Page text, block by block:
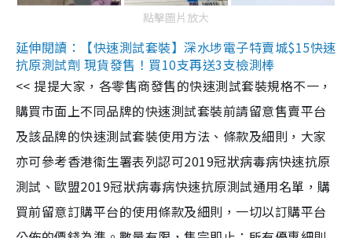
點擊圖片放大
延伸閱讀：【快速測試套裝】深水埗電子特賣城$15快速
抗原測試劑 現貨發售！買10支再送3支檢測棒
<< 提提大家，各零售商發售的快速測試套裝規格不一，
購買市面上不同品牌的快速測試套裝前請留意售賣平台
及該品牌的快速測試套裝使用方法、條款及細則，大家
亦可參考香港衞生署表列認可2019冠狀病毒病快速抗原
測試、歐盟2019冠狀病毒病快速抗原測試通用名單，購
買前留意訂購平台的使用條款及細則，一切以訂購平台